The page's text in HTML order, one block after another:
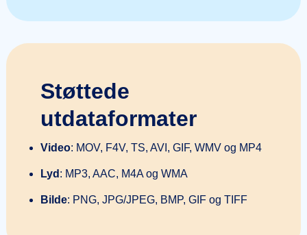
Støttede
utdataformater
Video: MOV, F4V, TS, AVI, GIF, WMV og MP4
Lyd : MP3, AAC, M4A og WMA
Bilde: PNG, JPG/JPEG, BMP, GIF og TIFF